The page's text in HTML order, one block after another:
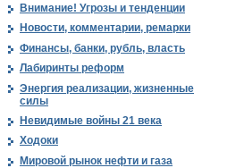
Внимание! Угрозы и тенденции
Новости, комментарии, ремарки
Финансы, банки, рубль, власть
Лабиринты реформ
Энергия реализации, жизненные
силы
Невидимые войны 21 века
Ходоки
Мировой рынок нефти и газа